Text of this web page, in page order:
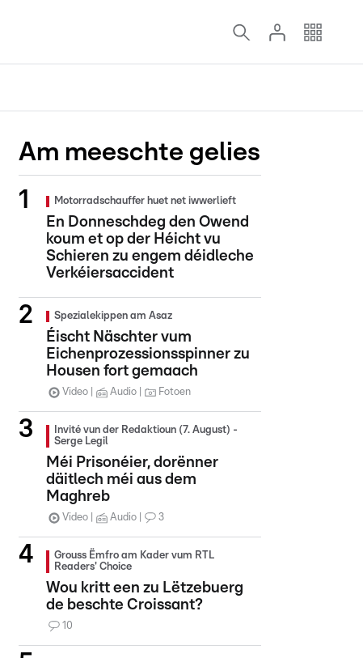
Am meeschte gelies
Motorradschauffer huet net iwwerlieft
En Donneschdeg den Owend
koum et op der Héicht vu
Schieren zu engem déidleche
Verkéiersaccident
Spezialekippen am Asaz
Éischt Näschter vum
Eichenprozessionsspinner zu
Housen fort gemaach
Video Audio Fotoen
Invité vun der Redaktioun (7. August) -
Serge Legil
Méi Prisonéier, dorënner
däitlech méi aus dem
Maghreb
Video Audio 3
Grouss Ëmfro am Kader vum RTL
Readers' Choice
Wou kritt een zu Lëtzebuerg
de beschte Croissant?
10